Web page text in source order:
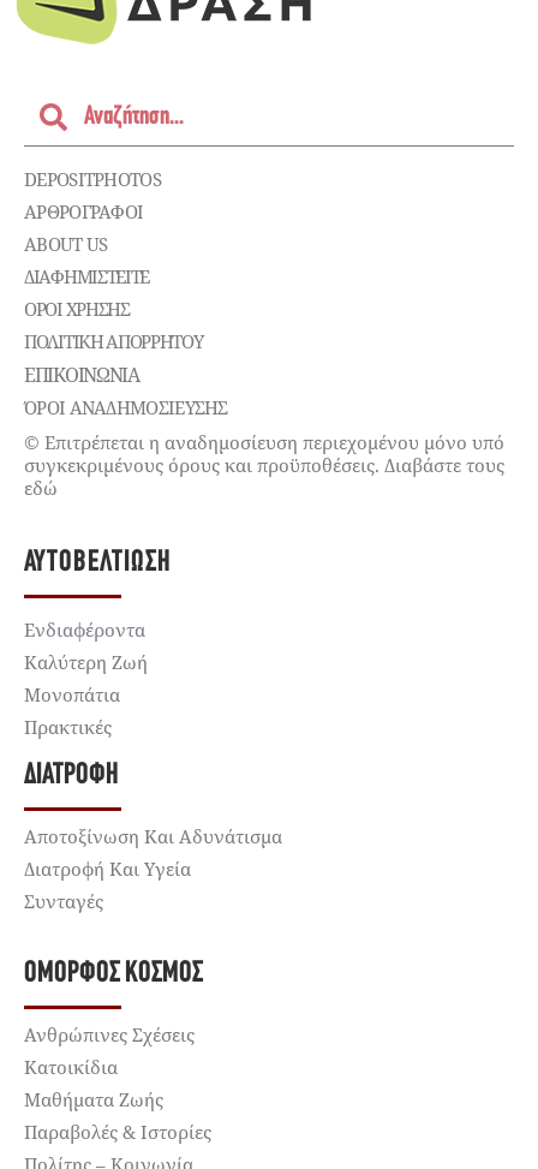
DEPOSITPHOTOS
ΑΡΘΡΟΓΡΑΦΟΙ
ABOUT US
ΔΙΑΦΗΜΙΣΤΕΊΤΕ
ΌΡΟΙ ΧΡΉΣΗΣ
ΠΟΛΙΤΙΚΉ ΑΠΟΡΡΉΤΟΥ
ΕΠΙΚΟΙΝΩΝΊΑ
ΌΡΟΙ ΑΝΑΔΗΜΟΣΙΕΥΣΗΣ
© Επιτρέπεται η αναδημοσίευση περιεχομένου μόνο υπό
συγκεκριμένους όρους και προϋποθέσεις. Διαβάστε τους
εδώ
ΑΥΤΟΒΕΛΤΊΩΣΗ
Ενδιαφέροντα
Καλύτερη Ζωή
Μονοπάτια
Πρακτικές
ΔΙΑΤΡΟΦΉ
Αποτοξίνωση Και Αδυνάτισμα
Διατροφή Και Υγεία
Συνταγές
ΌΜΟΡΦΟΣ ΚΌΣΜΟΣ
Ανθρώπινες Σχέσεις
Κατοικίδια
Μαθήματα Ζωής
Παραβολές & Ιστορίες